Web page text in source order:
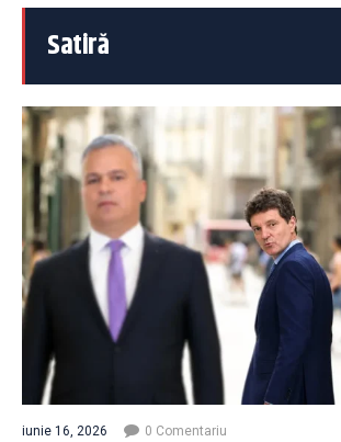
Satiră
iunie 16, 2026 0 Comentariu